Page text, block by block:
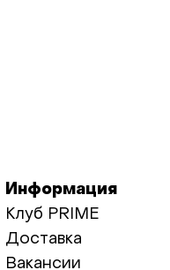
Информация
Клуб PRIME
Доставка
Вакансии